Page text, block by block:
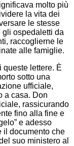
molto più
la vita dei
le stesse
gli ospedaletti da
raccoglierne le
alle famiglie.
queste lettere. È
sotto una
ufficiale,
a casa. Don
rassicurando
fino alla fine e
e adesso
il documento che
suo ministero al